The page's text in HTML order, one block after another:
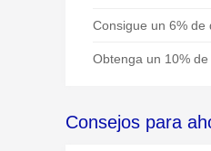
Consigue un 6% de
Obtenga un 10%
Consejos para